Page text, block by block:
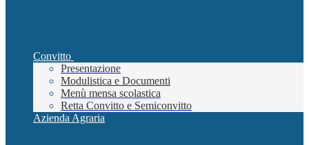
Convitto
Presentazione
Modulistica e Documenti
Menù mensa scolastica
Retta Convitto e Semiconvitto
Azienda Agraria